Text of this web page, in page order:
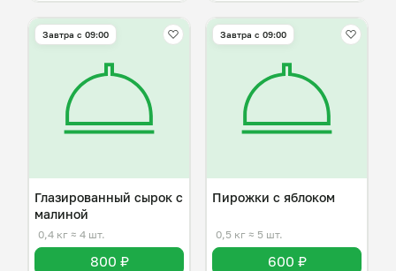
Завтра c 09:00
Глазированный сырок с
малиной
0,4 кг ≈ 4 шт.
800 ₽
Завтра c 09:00
Пирожки с яблоком
0,5 кг ≈ 5 шт.
600 ₽